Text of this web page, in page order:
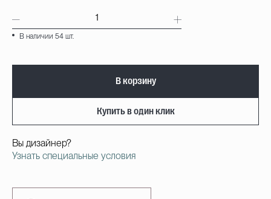
В наличии 54 шт.
В корзину
Купить в один клик
Вы дизайнер?
Узнать специальные условия